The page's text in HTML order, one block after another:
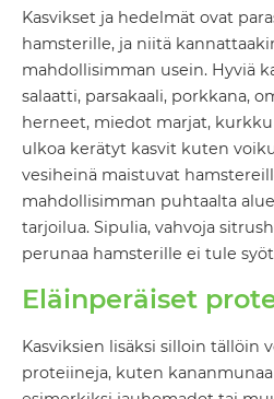
Kasvikset ja hedelmät ovat
hamsterille, ja niitä
mahdollisimman usein. Hyviä
salaatti, parsakaali, porkkana,
herneet, miedot marjat,
ulkoa kerätyt kasvit kuten
vesiheinä maistuvat
mahdollisimman puhtaalta
tarjoilua. Sipulia, vahvoja
perunaa hamsterille ei tule
Eläinperäiset
Kasviksien lisäksi silloin tällöin
proteiineja, kuten kananmunaa